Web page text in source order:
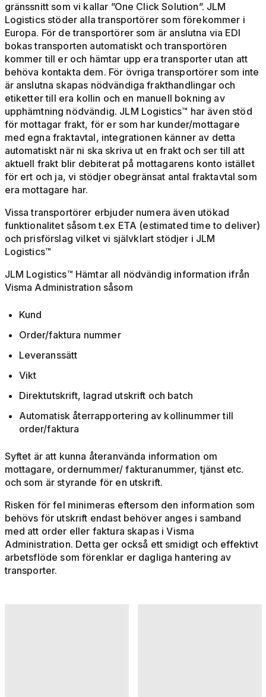
gränssnitt som vi kallar ”One Click Solution”. JLM
Logistics stöder alla transportörer som förekommer i
Europa. För de transportörer som är anslutna via EDI
bokas transporten automatiskt och transportören
kommer till er och hämtar upp era transporter utan att
behöva kontakta dem. För övriga transportörer som inte
är anslutna skapas nödvändiga frakthandlingar och
etiketter till era kollin och en manuell bokning av
upphämtning nödvändig. JLM Logistics™ har även stöd
för mottagar frakt, för er som har kunder/mottagare
med egna fraktavtal, integrationen känner av detta
automatiskt när ni ska skriva ut en frakt och ser till att
aktuell frakt blir debiterat på mottagarens konto istället
för ert och ja, vi stödjer obegränsat antal fraktavtal som
era mottagare har.
Vissa transportörer erbjuder numera även utökad
funktionalitet såsom t.ex ETA (estimated time to deliver)
och prisförslag vilket vi självklart stödjer i JLM
Logistics™
JLM Logistics™ Hämtar all nödvändig information ifrån
Visma Administration såsom
Kund
Order/faktura nummer
Leveranssätt
Vikt
Direktutskrift, lagrad utskrift och batch
Automatisk återrapportering av kollinummer till
order/faktura
Syftet är att kunna återanvända information om
mottagare, ordernummer/ fakturanummer, tjänst etc.
och som är styrande för en utskrift.
Risken för fel minimeras eftersom den information som
behövs för utskrift endast behöver anges i samband
med att order eller faktura skapas i Visma
Administration. Detta ger också ett smidigt och effektivt
arbetsflöde som förenklar er dagliga hantering av
transporter.